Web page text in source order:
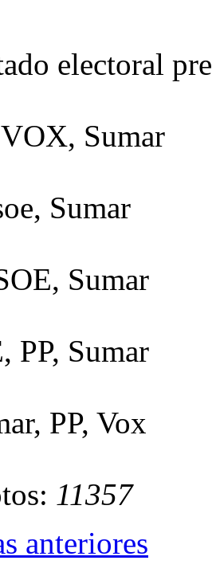
electoral
Sumar
Sumar
Sumar
PP, Sumar
PP, Vox
11357
anteriores